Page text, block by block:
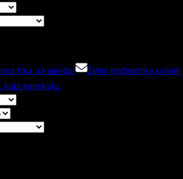
trka u kalendar
Želim podsetnike putem
kupi nam kafu.